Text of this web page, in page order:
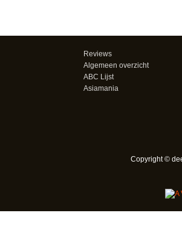
Reviews
Algemeen overzicht
ABC Lijst
Asiamania
Copyright ©